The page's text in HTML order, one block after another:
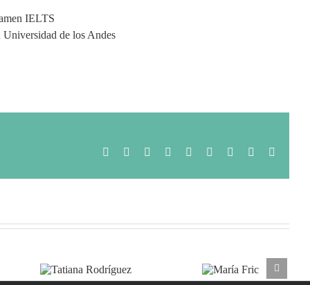
IELTS
de los Andes
Facebook
TwitterReddit LinkedInWhatsApp
TumblrPinterest